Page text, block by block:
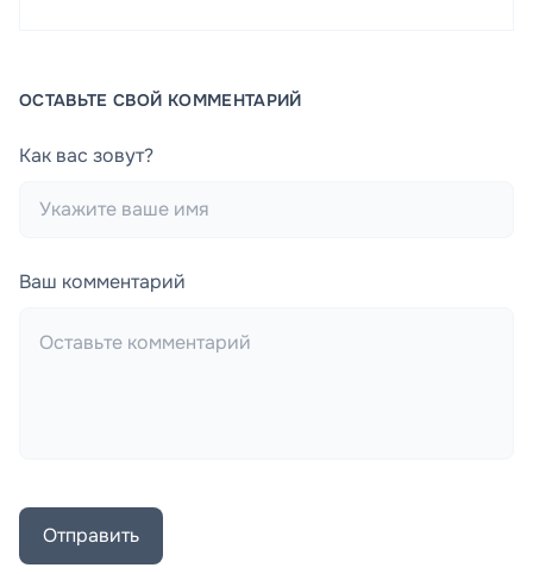
ОСТАВЬТЕ СВОЙ КОММЕНТАРИЙ
Как вас зовут?
Ваш комментарий
Отправить